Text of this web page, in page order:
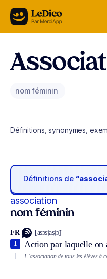
Aller au contenu
nom féminin
Définitions, synonymes,
Définitions de
association
nom féminin
FR [asɔsjasjɔ̃]
Action par laquelle on
1
L’association de tous les élèves à